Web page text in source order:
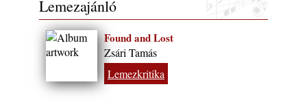
rész: Irving Ashby – Memoirs
2026. augusztus 04.
10 éve halt meg lapunk főszerkesztő-
helyettese, Csányi Attila
2026. augusztus 04.
Lemezajánló
Found and Lost
Zsári Tamás
Lemezkritika